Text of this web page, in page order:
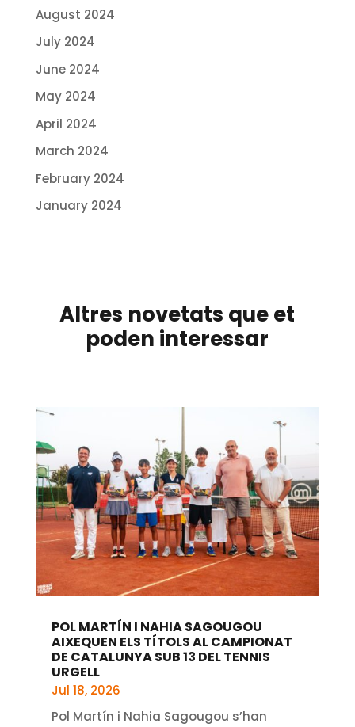
August 2024
July 2024
June 2024
May 2024
April 2024
March 2024
February 2024
January 2024
Altres novetats que et
poden interessar
POL MARTÍN I NAHIA SAGOUGOU
AIXEQUEN ELS TÍTOLS AL CAMPIONAT
DE CATALUNYA SUB 13 DEL TENNIS
URGELL
Jul 18, 2026
Pol Martín i Nahia Sagougou s’han